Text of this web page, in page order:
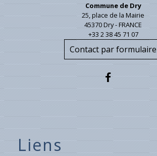
Commune de Dry
25, place de la Mairie
45370 Dry - FRANCE
+33 2 38 45 71 07
Contact par formulaire
Liens